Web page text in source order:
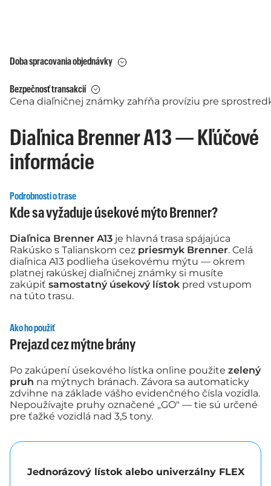
Doba spracovania objednávky
Bezpečnosť transakcií
Cena diaľničnej známky zahŕňa províziu pre
Diaľnica Brenner A13 — Kľúčové
informácie
Podrobnosti o trase
Kde sa vyžaduje úsekové mýto Brenner?
Diaľnica Brenner A13 je hlavná trasa spájajúca
Rakúsko s Talianskom cez priesmyk Brenner. Celá
diaľnica A13 podlieha úsekovému mýtu — okrem
platnej rakúskej diaľničnej známky si musíte
zakúpiť samostatný úsekový lístok pred vstupom
na túto trasu.
Ako ho použiť
Prejazd cez mýtne brány
Po zakúpení úsekového lístka online použite zelený
pruh na mýtnych bránach. Závora sa automaticky
zdvihne na základe vášho evidenčného čísla vozidla.
Nepoužívajte pruhy označené „GO" — tie sú určené
pre ťažké vozidlá nad 3,5 tony.
Jednorázový lístok alebo univerzálny FLEX